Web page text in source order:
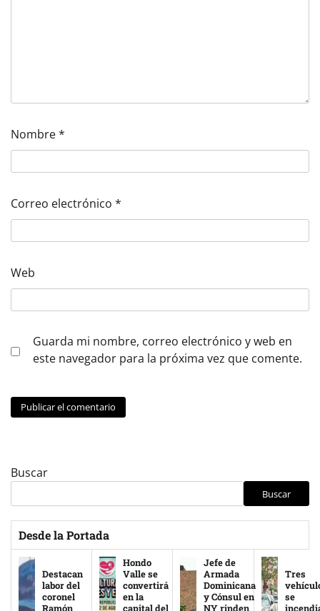
Nombre*
Correo electrónico *
Web
Guarda mi nombre, correo electrónico y web en
este navegador para la próxima vez que comente.
Buscar
Buscar
Desde la Portada
Destacan
labor del
coronel
Ramón
Hondo
Valle se
convertirá
en la
capital del
Jefe de
Armada
Dominicana
y Cónsul en
NY rinden
Tres
se